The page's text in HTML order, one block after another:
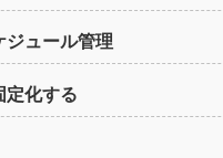
ジュール管理
定化する